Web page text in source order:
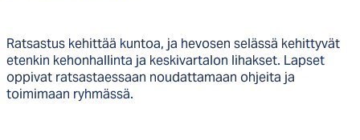
Ratsastus kehittää kuntoa, ja hevosen selässä kehittyvät
etenkin kehonhallinta ja keskivartalon lihakset. Lapset
oppivat ratsastaessaan noudattamaan ohjeita ja
toimimaan ryhmässä.